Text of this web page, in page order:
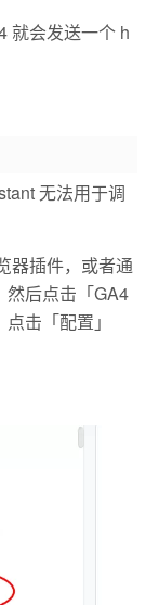
就会发送一个 h
无法用于调
器插件，或者通
然后点击「GA4
击「配置」